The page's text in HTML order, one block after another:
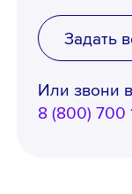
Задать
Или звони
8 (800) 700